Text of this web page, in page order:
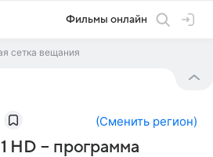
Фильмы онлайн
сетка вещания
(Сменить регион)
– программа